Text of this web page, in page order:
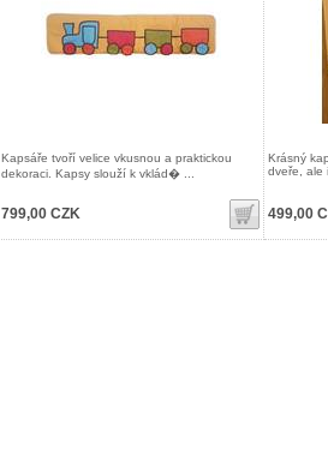
Kapsáře tvoří velice vkusnou a praktickou
dekoraci. Kapsy slouží k vklád� ...
799,00 CZK
Krásný
dveře, ale
499,00